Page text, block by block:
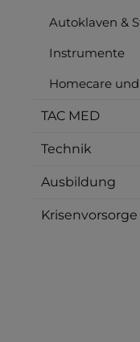
Autoklaven &
Instrumente
Homecare
TAC MED
Technik
Ausbildung
Krisenvorsorge